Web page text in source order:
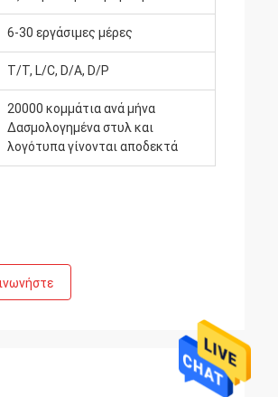
6-30 εργάσιμες μέρες
Τ/Τ, L/C, D/A, D/P
20000 κομμάτια ανά μήνα
Δασμολογημένα στυλ και
λογότυπα γίνονται αποδεκτά